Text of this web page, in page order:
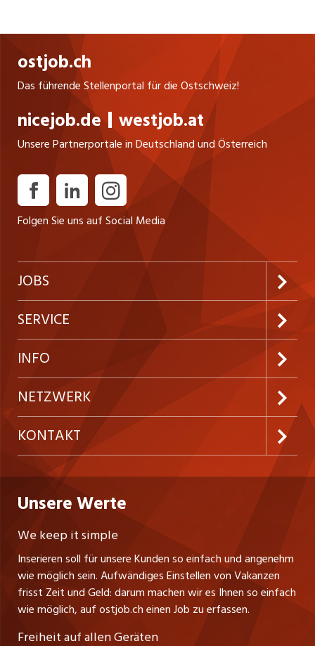
fairen Wettbewerb bei. Unsere hochwertigen
Lösungen werden weltweit in über 150 Ländern
erfolgreich eingesetzt.
ostjob.ch
Das führende Stellenportal für die Ostschweiz!
nicejob.de westjob.at
Unsere Partnerportale in Deutschland und Österreich
Folgen Sie uns auf Social Media
JOBS
Jobabo abonnieren
Neue Stellen
Festanstellungen
Temporäre Jobs
Freelance Jobs
Praktika
Führungspositionen
Management / Kader-Jobs
SERVICE
Kundenlogin
Inserieren
Firmen
Personalvermittler
INFO
Preise & Leistungen
AGB
Datenschutzerklärung
Nutzungsbedingungen
Stellenmeldepflicht
Schnittstelle
Impressum
NETZWERK
westjob.at
nicejob.de
myjob.ch
zentraljob.ch
jobbasel.ch
jobbern.ch
jobmittelland.ch
KONTAKT
CH Media Classifieds AG
Fürstenlandstrasse 122
CH-9001 St. Gallen
Tel. +41 71 272 73 80
info@ostjob.ch/inserate@ostjob.ch
Henrik Jasek
Leiter ostjob.ch
Fredy Pillinger
Unsere Werte
We keep it simple
Inserieren soll für unsere Kunden so einfach und angenehm
wie möglich sein. Aufwändiges Einstellen von Vakanzen
frisst Zeit und Geld: darum machen wir es Ihnen so einfach
wie möglich, auf ostjob.ch einen Job zu erfassen.
Freiheit auf allen Geräten